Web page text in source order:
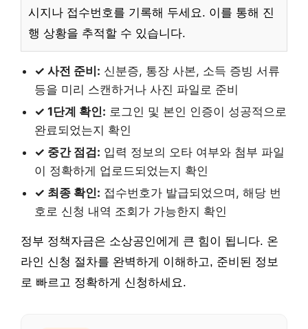
시지나 접수번호를 기록해 두세요. 이를 통해 진
행 상황을 추적할 수 있습니다.
✓ 사전 준비: 신분증, 통장 사본, 소득 증빙 서류
등을 미리 스캔하거나 사진 파일로 준비
✓ 1단계 확인: 로그인 및 본인 인증이 성공적으로
완료되었는지 확인
✓ 중간 점검: 입력 정보의 오타 여부와 첨부 파일
이 정확하게 업로드되었는지 확인
✓ 최종 확인: 접수번호가 발급되었으며, 해당 번
호로 신청 내역 조회가 가능한지 확인
정부 정책자금은 소상공인에게 큰 힘이 됩니다. 온
라인 신청 절차를 완벽하게 이해하고, 준비된 정보
로 빠르고 정확하게 신청하세요.